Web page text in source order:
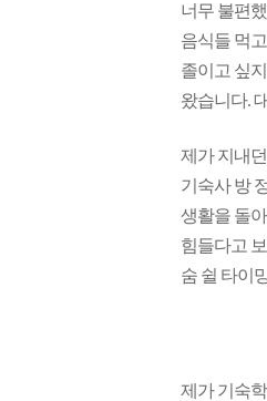
너무 불편
음식들 먹
졸이고 싶
왔습니다.
제가 지내
기숙사 방
생활을 돌
힘들다고
숨 쉴 타이
제가 기숙